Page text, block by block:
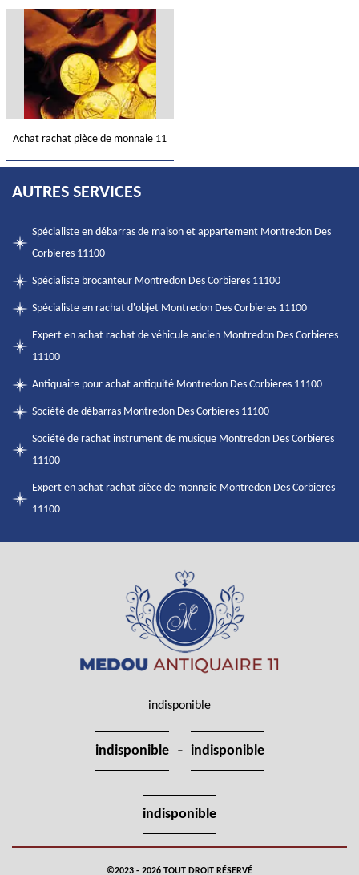
Achat rachat pièce de monnaie 11
AUTRES SERVICES
Spécialiste en débarras de maison et appartement Montredon Des
Corbieres 11100
Spécialiste brocanteur Montredon Des Corbieres 11100
Spécialiste en rachat d'objet Montredon Des Corbieres 11100
Expert en achat rachat de véhicule ancien Montredon Des Corbieres
11100
Antiquaire pour achat antiquité Montredon Des Corbieres 11100
Société de débarras Montredon Des Corbieres 11100
Société de rachat instrument de musique Montredon Des Corbieres
11100
Expert en achat rachat pièce de monnaie Montredon Des Corbieres
11100
indisponible
indisponible - indisponible
indisponible
©2023 - 2026 TOUT DROIT RÉSERVÉ